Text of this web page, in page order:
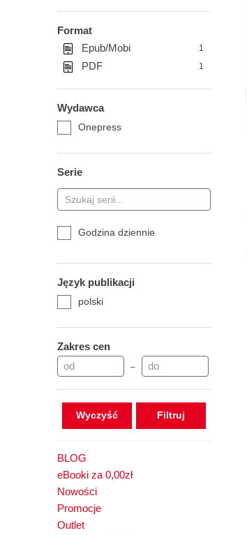
Format
Epub/Mobi
1
PDF 1
Wydawca
Onepress
Serie
Godzina dziennie
Język publikacji
polski
Zakres cen
–
Wyczyść
BLOG
eBooki za 0,00zł
Nowości
Promocje
Outlet